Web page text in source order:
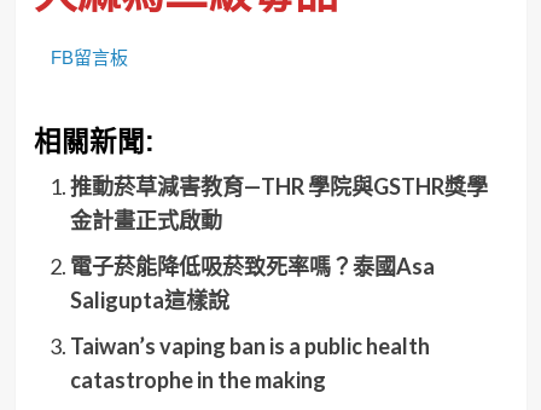
FB留言板
相關新聞:
推動菸草減害教育—THR 學院與GSTHR獎學
金計畫正式啟動
電子菸能降低吸菸致死率嗎？泰國Asa
Saligupta這樣說
Taiwan’s vaping ban is a public health
catastrophe in the making